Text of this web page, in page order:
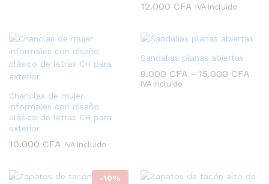
12.000 CFA IVA Incluido
Chanclas de mujer
informales con diseño
clásico de letras CH para
exterior
10.000 CFA IVA Incluido
Sandalias planas abiertas
9.000 CFA - 15.000 CFA
IVA Incluido
-10%